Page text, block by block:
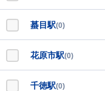
蟇目駅(0)
花原市駅(0)
千徳駅(0)